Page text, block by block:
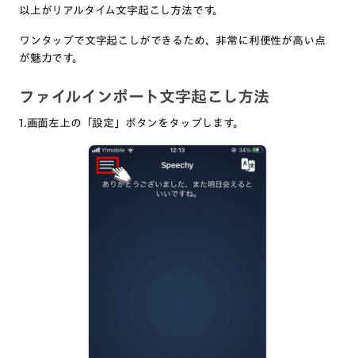
以上がリアルタイム文字起こし方法です。
ワンタップで文字起こしができるため、非常に利便性が高い点
が魅力です。
ファイルインポート文字起こし方法
1.画面左上の「設定」ボタンをタップします。